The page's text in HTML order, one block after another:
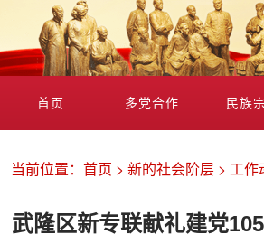
首页 多党合作 民族
侨务工作 区县动态 统战历
当前位置： 首页 > 新的社会阶层 > 工作
武隆区新专联献礼建党